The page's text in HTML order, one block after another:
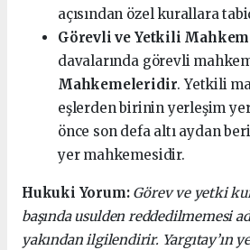
açısından özel kurallara
Görevli ve Yetkili
davalarında görevli
Mahkemeleridir. Yetkili
eşlerden birinin yerleşim
önce son defa altı aydan
yer mahkemesidir.
Hukuki Yorum: Görev ve yetki
başında usulden reddedilmemesi
yakından ilgilendirir. Yargıtay’ın